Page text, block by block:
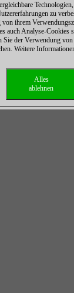
zu
ihrem
auch Analyse-Cookies
Sie der Verwendung
Weitere
Alles
ablehnen